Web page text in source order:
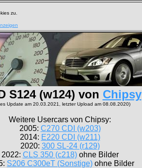
zu.
S124 (w124) von Chipsy
Update am 20.03.2021, letzter Upload am 08.08.2020)
Weitere Usercars von Chipsy:
2005: C270 CDI (w203)
2014: E220 CDI (w211)
2020: 300 SL-24 (r129)
2022: CLS 350 (c218)ohne Bilder
S206 C300eT (Sonstige) ohne Bilder